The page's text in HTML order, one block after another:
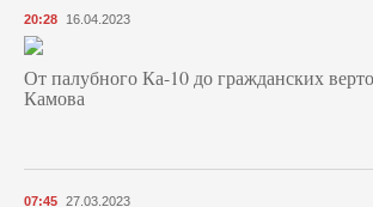
20:28 16.04.2023
От палубного Ка-10 до гражданских
Камова
07:45 27.03.2023